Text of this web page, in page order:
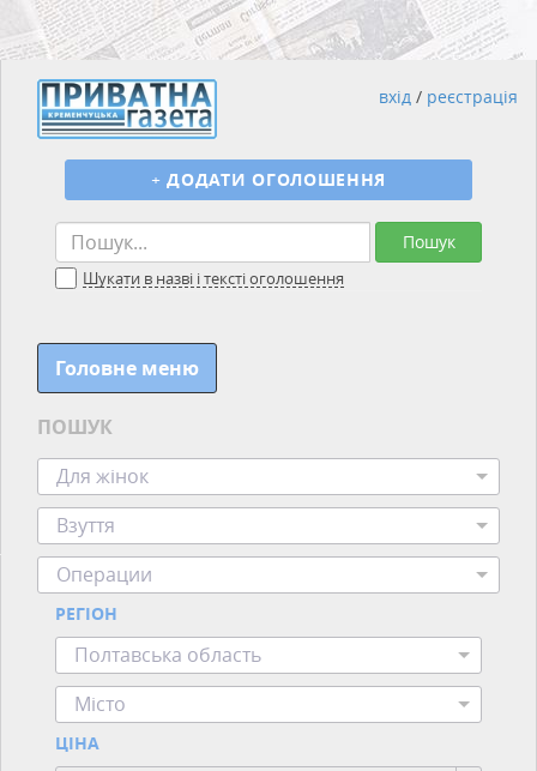
Пошук
Шукати в назві і тексті оголошення
+ ДОДАТИ ОГОЛОШЕННЯ
вхід / реєстрація
Головне меню
ПОШУК
Для жінок
Взуття
Операции
РЕГІОН
Полтавська область
Місто
ЦІНА